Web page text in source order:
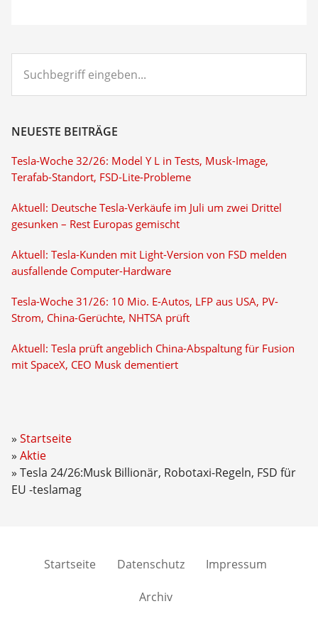
eingeben...
NEUESTE BEITRÄGE
Tesla-Woche 32/26: Model Y L in Tests, Musk-Image,
Terafab-Standort, FSD-Lite-Probleme
Aktuell: Deutsche Tesla-Verkäufe im Juli um zwei Drittel
gesunken – Rest Europas gemischt
Aktuell: Tesla-Kunden mit Light-Version von FSD melden
ausfallende Computer-Hardware
Tesla-Woche 31/26: 10 Mio. E-Autos, LFP aus USA, PV-
Strom, China-Gerüchte, NHTSA prüft
Aktuell: Tesla prüft angeblich China-Abspaltung für Fusion
mit SpaceX, CEO Musk dementiert
Startseite
Aktie
Tesla 24/26:Musk Billionär, Robotaxi-Regeln, FSD für
EU -teslamag
Startseite Datenschutz Impressum
Archiv